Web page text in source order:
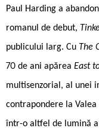
Paul Harding a
romanul de debut,
publicului larg. Cu The
70 de ani apărea East
multisenzorial, al unei
contrapondere la
într-o altfel de lumină